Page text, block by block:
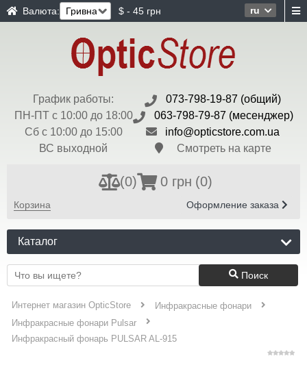
ru
Валюта: $ - 45 грн
График работы:
ПН-ПТ с 10:00 до 18:00
Сб с 10:00 до 15:00
ВС выходной
073-798-19-87 (общий)
063-798-79-87 (месенджер)
info@opticstore.com.ua
Смотреть на карте
(0) 0 грн (0)
Корзина Оформление заказа
Каталог
Поиск
Интернет магазин OpticStore
Инфракрасные фонари
Инфракрасные фонари Pulsar
Инфракрасный фонарь PULSAR AL-915